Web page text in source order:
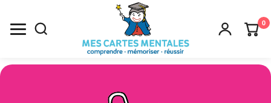
0
Recherche